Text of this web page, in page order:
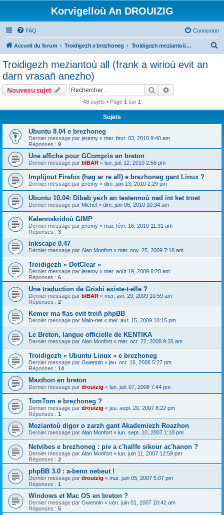
Korvigelloù An DROUIZIG
FAQ Connexion
Accueil du forum Troidigezh e brezhoneg Troidigezh meziantoù all (frank a wirioù evit an darn vrasañ anezho)
Troidigezh meziantoù all (frank a wirioù evit an
darn vrasañ anezho)
Nouveau sujet Rechercher
48 sujets • Page 1 sur 1
Sujets
Ubuntu 8.04 e brezhoneg
Dernier message par jeremy « mer. févr. 03, 2010 9:40 am
Réponses : 9
Une affiche pour GCompris en breton
Dernier message par bIBAR « lun. juil. 12, 2010 2:56 pm
Implijout Firefox (hag ar re all) e brezhoneg gant Linux ?
Dernier message par jeremy « dim. juin 13, 2010 2:29 pm
Ubuntu 10.04: Dibab yezh an testennoù nad int ket troet
Dernier message par Michel « dim. juin 06, 2010 10:34 am
Kelennskridoù GIMP
Dernier message par jeremy « mar. févr. 16, 2010 11:31 am
Réponses : 3
Inkscape 0.47
Dernier message par Alan Monfort « mer. nov. 25, 2009 7:18 am
Troidigezh « DotClear »
Dernier message par jeremy « mer. août 19, 2009 8:28 am
Réponses : 6
Une traduction de Grisbi existe-t-elle ?
Dernier message par bIBAR « mer. avr. 29, 2009 10:59 am
Réponses : 2
Kemer ma flas evit treiñ phpBB
Dernier message par Malo-net « mer. avr. 15, 2009 10:15 pm
Le Breton, langue officielle de KENTIKA
Dernier message par Alan Monfort « mer. oct. 22, 2008 9:35 am
Troidigezh « Ubuntu Linux » e brezhoneg
Dernier message par Gwennin « jeu. oct. 16, 2008 5:27 pm
Réponses : 14
Maxthon en breton
Dernier message par drouizig « lun. juil. 07, 2008 7:44 pm
TomTom e brezhoneg ?
Dernier message par drouizig « jeu. sept. 20, 2007 8:22 pm
Réponses : 1
Meziantoù digor o zarzh gant Akademiezh Roazhon
Dernier message par Alan Monfort « lun. sept. 10, 2007 1:10 pm
Netvibes e brezhoneg : piv a c'hallfe sikour ac'hanon ?
Dernier message par Alan Monfort « lun. juin 11, 2007 12:59 pm
Réponses : 2
phpBB 3.0 : a-benn nebeut !
Dernier message par drouizig « mar. juin 05, 2007 5:07 pm
Réponses : 1
Windows et Mac OS en breton ?
Dernier message par Gwennin « ven. juin 01, 2007 10:42 am
Réponses : 5